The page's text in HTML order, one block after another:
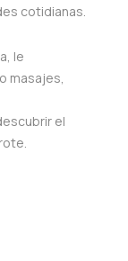
cotidianas.
le
masajes,
el